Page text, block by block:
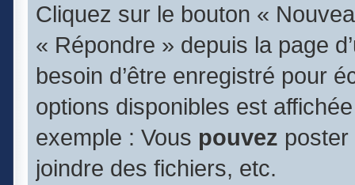
Cliquez sur le bouton «
« Répondre » depuis la page
besoin d’être enregistré pour
options disponibles est
exemple : Vous pouvez
joindre des fichiers, etc.